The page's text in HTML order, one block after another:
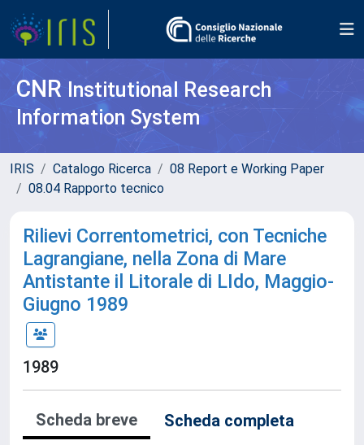
CNR Institutional Research
Information System
IRIS Catalogo Ricerca
08 Report e Working Paper
08.04 Rapporto tecnico
Rilievi Correntometrici, con Tecniche
Lagrangiane, nella Zona di Mare
Antistante il Litorale di LIdo, Maggio-
Giugno 1989
1989
Scheda breve
Scheda completa